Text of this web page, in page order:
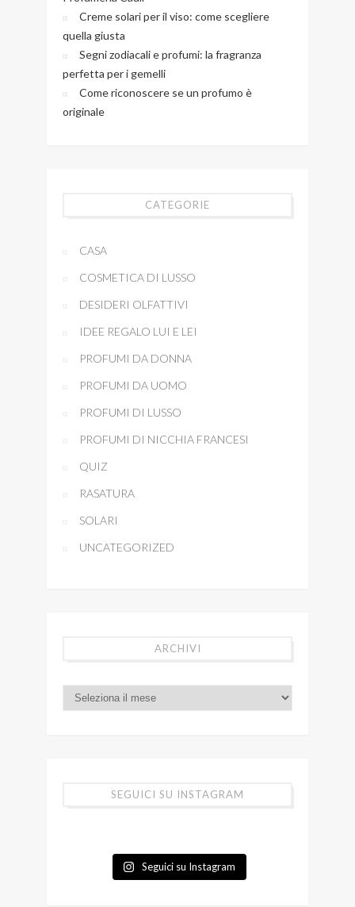
Creme solari per il viso: come scegliere
quella giusta
Segni zodiacali e profumi: la fragranza
perfetta per i gemelli
Come riconoscere se un profumo è
originale
CATEGORIE
CASA
COSMETICA DI LUSSO
DESIDERI OLFATTIVI
IDEE REGALO LUI E LEI
PROFUMI DA DONNA
PROFUMI DA UOMO
PROFUMI DI LUSSO
PROFUMI DI NICCHIA FRANCESI
QUIZ
RASATURA
SOLARI
UNCATEGORIZED
ARCHIVI
SEGUICI SU INSTAGRAM
Seguici su Instagram